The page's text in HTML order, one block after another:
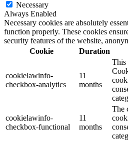
Necessary
Always Enabled
Necessary cookies are absolutely
function properly. These cookies
security features of the website,
Cookie
Duration
cookielawinfo-
checkbox-analytics
11
months
This
cookielawinfo-
checkbox-functional
11
months
The